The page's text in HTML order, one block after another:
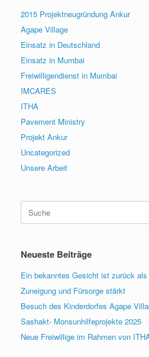
2015 Projektneugründung Ankur
Agape Village
Einsatz in Deutschland
Einsatz in Mumbai
Freiwilligendienst in Mumbai
IMCARES
ITHA
Pavement Ministry
Projekt Ankur
Uncategorized
Unsere Arbeit
Suche
nach:
Neueste Beiträge
Ein bekanntes Gesicht ist zurück als
Zuneigung und Fürsorge stärkt
Besuch des Kinderdorfes Agape
Sashakt- Monsunhilfeprojekte 2025
Neue Freiwillige im Rahmen von